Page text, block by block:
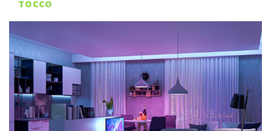
TOCCO